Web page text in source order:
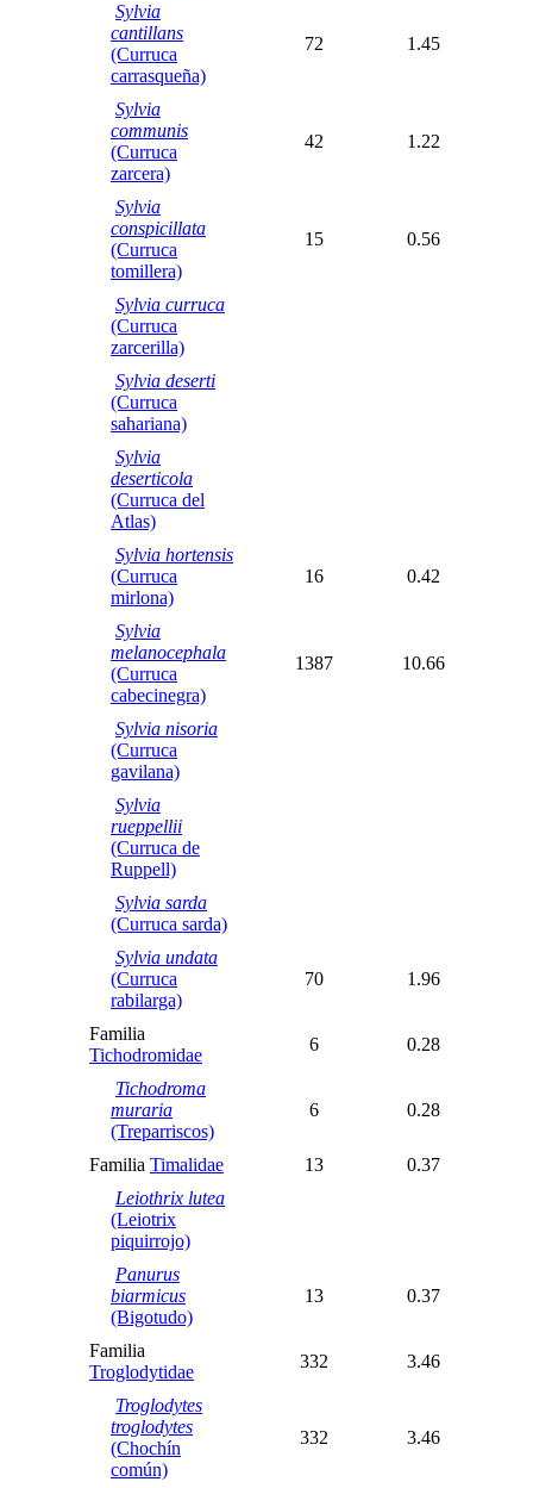
Sylvia
cantillans
(Curruca
carrasqueña)
72 1.45
Sylvia
communis
(Curruca
zarcera)
42 1.22
Sylvia
conspicillata
(Curruca
tomillera)
15 0.56
Sylvia curruca
(Curruca
zarcerilla)
Sylvia deserti
(Curruca
sahariana)
Sylvia
deserticola
(Curruca del
Atlas)
Sylvia hortensis
(Curruca
mirlona)
16 0.42
Sylvia
melanocephala
(Curruca
cabecinegra)
1387 10.66
Sylvia nisoria
(Curruca
gavilana)
Sylvia
rueppellii
(Curruca de
Ruppell)
Sylvia sarda
(Curruca sarda)
Sylvia undata
(Curruca
rabilarga)
70 1.96
Familia
Tichodromidae
6 0.28
Tichodroma
muraria
(Treparriscos)
6 0.28
Familia Timalidae 13
0.37
Leiothrix lutea
(Leiotrix
piquirrojo)
Panurus
biarmicus
(Bigotudo)
13 0.37
Familia
Troglodytidae
332 3.46
Troglodytes
troglodytes
(Chochín
común)
332 3.46